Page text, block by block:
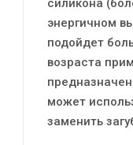
силикона
энергичном
подойдет
возраста
может
заменить